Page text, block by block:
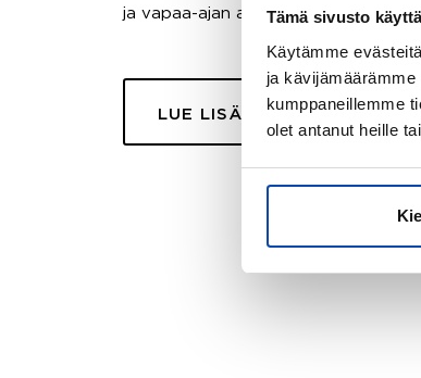
Tämä sivusto
Käytämme
ja
kumppaneillemme
olet antanut heille
ja vapaa-ajan asuntojen ostoon.
LUE LISÄÄ